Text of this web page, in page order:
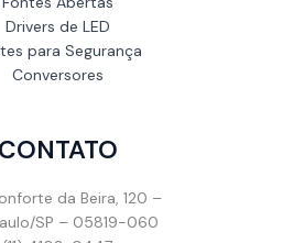
Drivers de LED
para Segurança
Conversores
CONTATO
da Beira, 120 –
SP – 05819-060